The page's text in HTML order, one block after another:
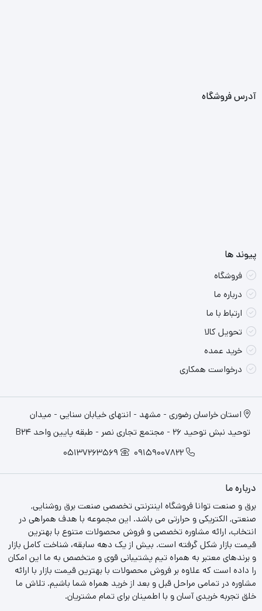
آدرس فروشگاه
پیوند ها
فروشگاه
درباره ما
ارتباط با ما
تحویل کالا
خرید عمده
درخواست همکاری
استان خراسان رضوری - مشهد - انتهای خیابان سنایی - میدان
توحید نبش توحید 26 - مجتمع تجاری نصر - طبقه پایین واحد B24
09159007822
05137263569
درباره ما
برق و صنعت توانا فروشگاه اینترنتی تخصصی صنعت برق روشنایی,
صنعتی, الکتریکی و حرارتی می باشد. این مجموعه با هدف همراهی در
انتخاب، ارائه مشاوره تخصصی و فروش محصولات متنوع با بهترین
قیمت بازار شکل گرفته است. بیش از یک دهه سابقه، شناخت کامل بازار
و برندهای معتبر به همراه تیم پشتیبانی قوی و متخصص به ما این امکان
را داده است که علاوه بر فروش محصولات با بهترین قیمت بازار با ارائه
مشاوره در تمامی مراحل قبل و بعد از خرید همراه شما باشیم. تلاش ما
خلق تجربه خریدی آسان و با اطمینان برای تمام مشتریان.